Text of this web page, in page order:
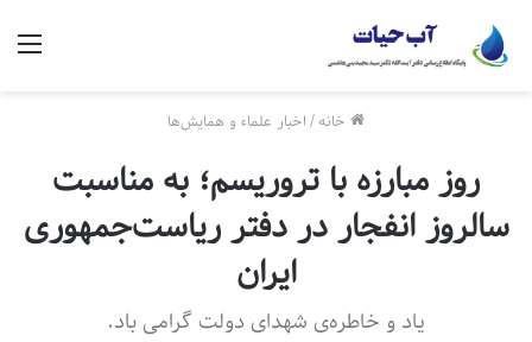
خانه/اخبار علماء و همایش‌ها
روز مبارزه با تروریسم؛ به مناسبت
سالروز انفجار در دفتر ریاست‌جمهوری
ایران
یاد و خاطره‌ی شهدای دولت گرامی باد.